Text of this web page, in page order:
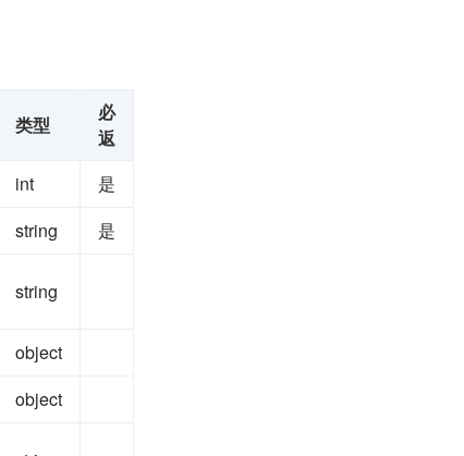
类型
必
返
int
是
string 是
string
object
object